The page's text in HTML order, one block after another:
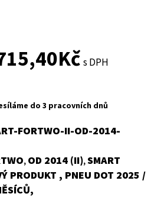
KčCurrent
is:
3
s DPH
do 3 pracovních dnů
FORTWO-II-OD-2014-
, OD 2014 (II),SMART
PRODUKT , PNEU DOT 2025 /